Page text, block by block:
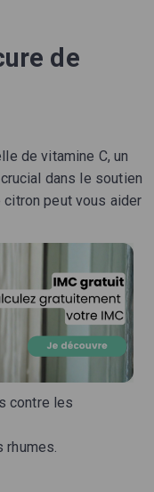
de
de vitamine C, un
dans le soutien
peut vous aider
contre les
rhumes.